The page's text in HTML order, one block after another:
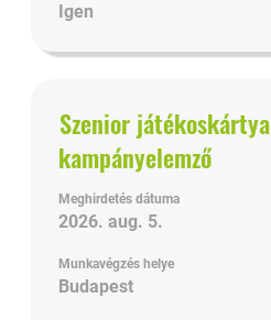
Igen
Cím
Szenior játékoskártya
kampányelemző
Meghirdetés dátuma
2026. aug. 5.
Munkavégzés helye
Budapest
Jelölje
ki
a
szóköz
billentyűvel
állásinformáció
teljes